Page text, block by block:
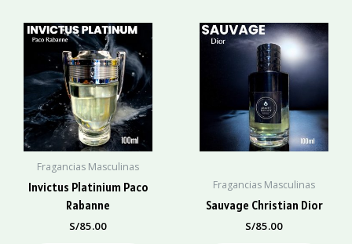
Fragancias Masculinas
Invictus Platinium Paco
Rabanne
S/85.00
Fragancias Masculinas
Sauvage Christian Dior
S/85.00